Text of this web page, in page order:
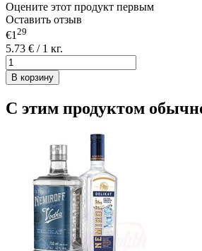
Оцените этот продукт первым
Оставить отзыв
€129
5.73 € / 1 кг.
В корзину
С этим продуктом